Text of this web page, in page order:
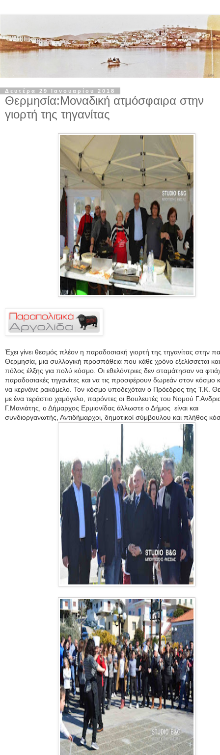
Δευτέρα 29 Ιανουαρίου 2018
Θερμησία:Μοναδική ατμόσφαιρα στην
γιορτή της τηγανίτας
Έχει γίνει θεσμός πλέον η παραδοσιακή γιορτή της τηγανίτας στην
Θερμησία, μια συλλογική προσπάθεια που κάθε χρόνο εξελίσσεται και
πόλος έλξης για πολύ κόσμο. Οι εθελόντριες δεν σταμάτησαν να
παραδοσιακές τηγανίτες και να τις προσφέρουν δωρεάν στον κόσμο
να κερνάνε ρακόμελο. Τον κόσμο υποδεχόταν ο Πρόεδρος της Τ.Κ.
με ένα τεράστιο χαμόγελο, παρόντες οι Βουλευτές του Νομού
Γ.Μανιάτης, ο Δήμαρχος Ερμιονίδας άλλωστε ο Δήμος είναι και
συνδιοργανωτής, Αντιδήμαρχοι, δημοτικοί σύμβουλου και πλήθος